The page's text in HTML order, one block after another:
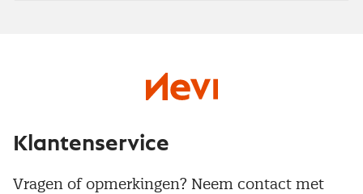
Klantenservice
Vragen of opmerkingen? Neem contact met